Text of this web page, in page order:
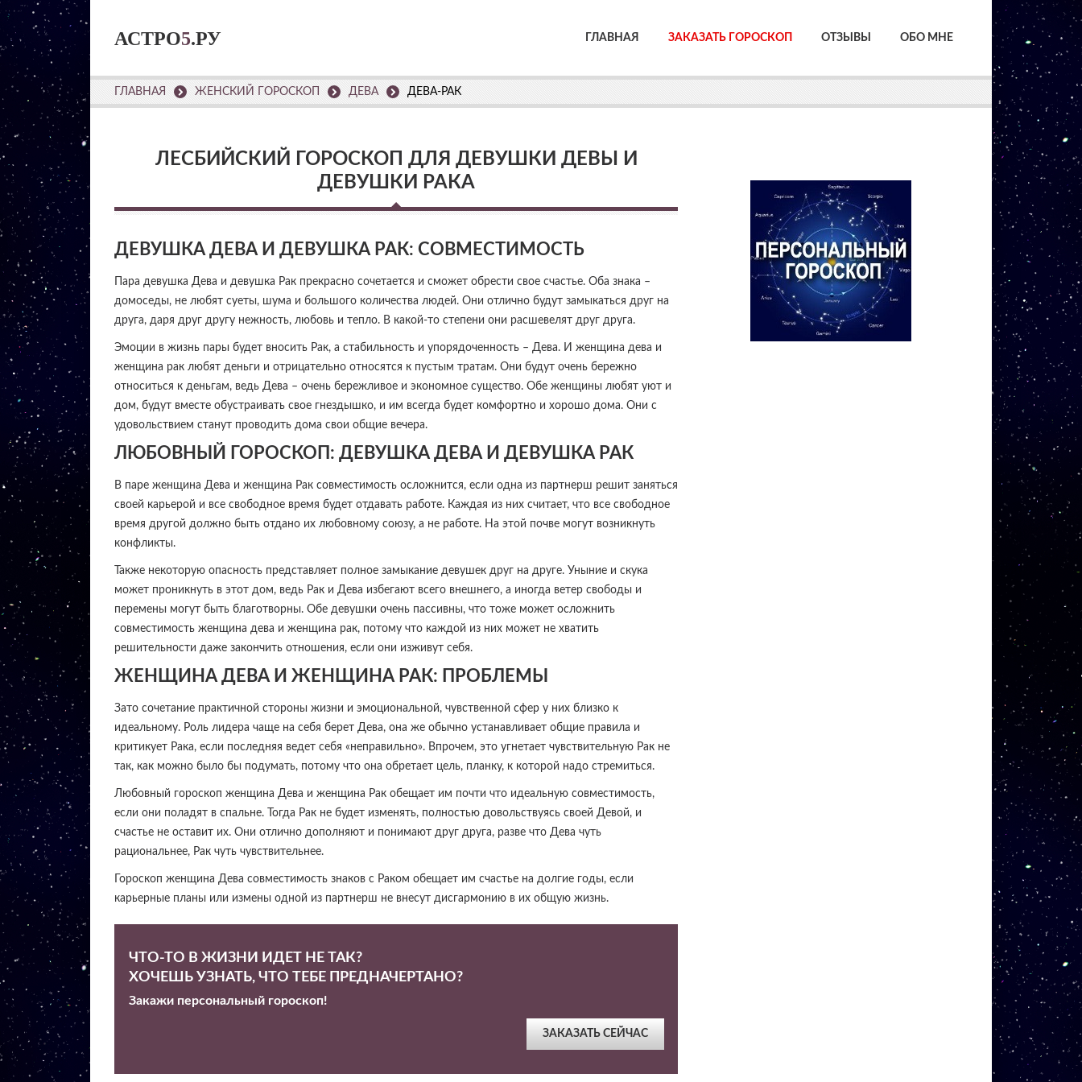
АСТРО5.РУ ГЛАВНАЯ ЗАКАЗАТЬ ГОРОСКОП ОТЗЫВЫ ОБО МНЕ
ГЛАВНАЯ ЖЕНСКИЙ ГОРОСКОП ДЕВА ДЕВА-РАК
ЛЕСБИЙСКИЙ ГОРОСКОП ДЛЯ ДЕВУШКИ ДЕВЫ И
ДЕВУШКИ РАКА
ДЕВУШКА ДЕВА И ДЕВУШКА РАК: СОВМЕСТИМОСТЬ
Пара девушка Дева и девушка Рак прекрасно сочетается и сможет обрести свое счастье. Оба знака –
домоседы, не любят суеты, шума и большого количества людей. Они отлично будут замыкаться друг на
друга, даря друг другу нежность, любовь и тепло. В какой-то степени они расшевелят друг друга.
Эмоции в жизнь пары будет вносить Рак, а стабильность и упорядоченность – Дева. И женщина дева и
женщина рак любят деньги и отрицательно относятся к пустым тратам. Они будут очень бережно
относиться к деньгам, ведь Дева – очень бережливое и экономное существо. Обе женщины любят уют и
дом, будут вместе обустраивать свое гнездышко, и им всегда будет комфортно и хорошо дома. Они с
удовольствием станут проводить дома свои общие вечера.
ЛЮБОВНЫЙ ГОРОСКОП: ДЕВУШКА ДЕВА И ДЕВУШКА РАК
В паре женщина Дева и женщина Рак совместимость осложнится, если одна из партнерш решит заняться
своей карьерой и все свободное время будет отдавать работе. Каждая из них считает, что все свободное
время другой должно быть отдано их любовному союзу, а не работе. На этой почве могут возникнуть
конфликты.
Также некоторую опасность представляет полное замыкание девушек друг на друге. Уныние и скука
может проникнуть в этот дом, ведь Рак и Дева избегают всего внешнего, а иногда ветер свободы и
перемены могут быть благотворны. Обе девушки очень пассивны, что тоже может осложнить
совместимость женщина дева и женщина рак, потому что каждой из них может не хватить
решительности даже закончить отношения, если они изживут себя.
ЖЕНЩИНА ДЕВА И ЖЕНЩИНА РАК: ПРОБЛЕМЫ
Зато сочетание практичной стороны жизни и эмоциональной, чувственной сфер у них близко к
идеальному. Роль лидера чаще на себя берет Дева, она же обычно устанавливает общие правила и
критикует Рака, если последняя ведет себя «неправильно». Впрочем, это угнетает чувствительную Рак не
так, как можно было бы подумать, потому что она обретает цель, планку, к которой надо стремиться.
Любовный гороскоп женщина Дева и женщина Рак обещает им почти что идеальную совместимость,
если они поладят в спальне. Тогда Рак не будет изменять, полностью довольствуясь своей Девой, и
счастье не оставит их. Они отлично дополняют и понимают друг друга, разве что Дева чуть
рациональнее, Рак чуть чувствительнее.
Гороскоп женщина Дева совместимость знаков с Раком обещает им счастье на долгие годы, если
карьерные планы или измены одной из партнерш не внесут дисгармонию в их общую жизнь.
ЧТО-ТО В ЖИЗНИ ИДЕТ НЕ ТАК?
ХОЧЕШЬ УЗНАТЬ, ЧТО ТЕБЕ ПРЕДНАЧЕРТАНО?
Закажи персональный гороскоп!
ЗАКАЗАТЬ СЕЙЧАС